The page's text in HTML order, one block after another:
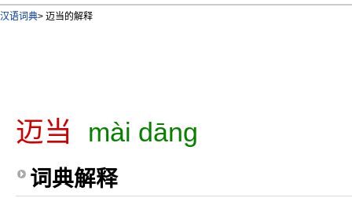
汉语词典> 迈当的解释
迈当 mài dāng
词典解释